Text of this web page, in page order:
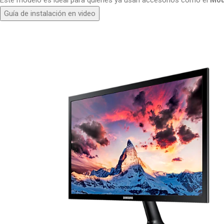
Guía de instalación en video